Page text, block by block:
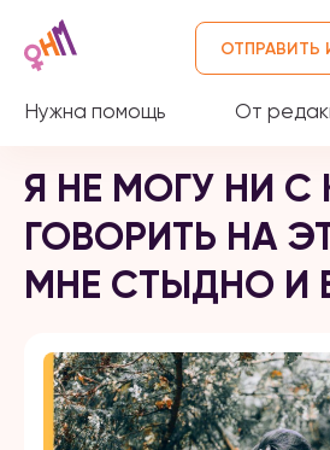
Нужна помощь От
Я НЕ МОГУ НИ С
ГОВОРИТЬ НА
МНЕ СТЫДНО И